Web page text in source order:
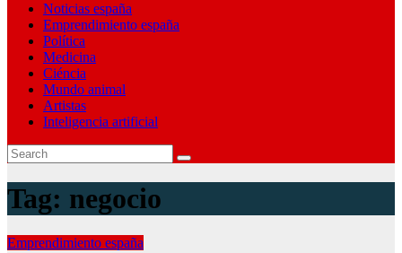
Noticias españa
Emprendimiento españa
Política
Medicina
Ciéncia
Mundo animal
Artistas
Inteligencia artificial
Tag: negocio
Emprendimiento españa